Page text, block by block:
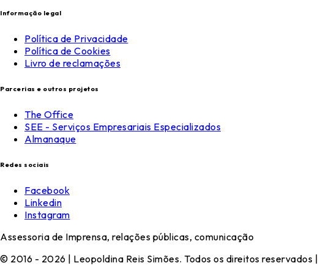
Informação legal
Política de Privacidade
Política de Cookies
Livro de reclamações
Parcerias e outros projetos
The Office
SEE - Serviços Empresariais Especializados
Almanaque
Redes sociais
Facebook
Linkedin
Instagram
Assessoria de Imprensa, relações públicas, comunicação
© 2016 - 2026 | Leopoldina Reis Simões. Todos os direitos reservados |